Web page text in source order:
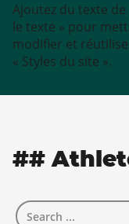
Ajoutez du texte
le texte » pour
modifier et
« Styles du site ».
##